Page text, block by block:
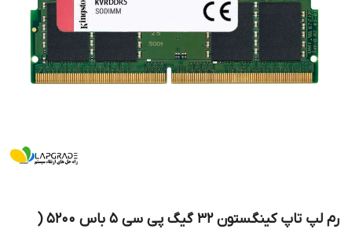
رم لپ تاپ کینگستون 32 گیگ پی سی 5 باس 5200 (